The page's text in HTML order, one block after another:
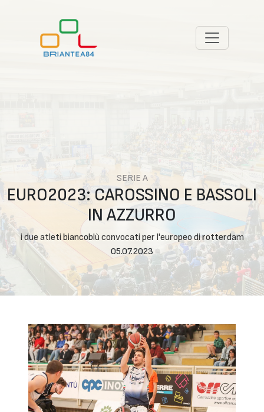
SERIE A
EURO2023: CAROSSINO E BASSOLI
IN AZZURRO
i due atleti biancoblù convocati per l'europeo di rotterdam
05.07.2023